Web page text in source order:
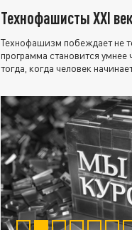
Технофашисты XXI
Технофашизм побеждает не
программа становится
тогда, когда человек